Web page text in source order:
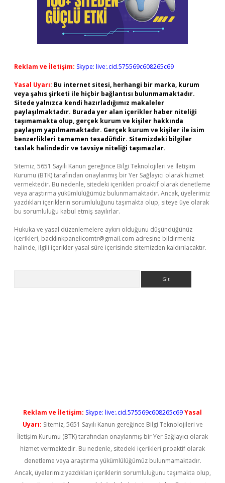
Reklam ve İletişim: Skype: live:.cid.575569c608265c69
Yasal Uyarı: Bu internet sitesi, herhangi bir marka, kurum
veya şahıs şirketi ile hiçbir bağlantısı bulunmamaktadır.
Sitede yalnızca kendi hazırladığımız makaleler
paylaşılmaktadır. Burada yer alan içerikler haber niteliği
taşımamakta olup, gerçek kurum ve kişiler hakkında
paylaşım yapılmamaktadır. Gerçek kurum ve kişiler ile isim
benzerlikleri tamamen tesadüfidir. Sitemizdeki bilgiler
taslak halindedir ve tavsiye niteliği taşımazlar.
Sitemiz, 5651 Sayılı Kanun gereğince Bilgi Teknolojileri ve İletişim
Kurumu (BTK) tarafından onaylanmış bir Yer Sağlayıcı olarak hizmet
vermektedir. Bu nedenle, sitedeki içerikleri proaktif olarak denetleme
veya araştırma yükümlülüğümüz bulunmamaktadır. Ancak, üyelerimiz
yazdıkları içeriklerin sorumluluğunu taşımakta olup, siteye üye olarak
bu sorumluluğu kabul etmiş sayılırlar.
Hukuka ve yasal düzenlemelere aykırı olduğunu düşündüğünüz
içerikleri, backlinkpanelicomtr@gmail.com adresine bildirmeniz
halinde, ilgili içerikler yasal süre içerisinde sitemizden kaldırılacaktır.
Reklam ve İletişim: Skype: live:.cid.575569c608265c69Yasal
Uyarı: Sitemiz, 5651 Sayılı Kanun gereğince Bilgi Teknolojileri ve
İletişim Kurumu (BTK) tarafından onaylanmış bir Yer Sağlayıcı olarak
hizmet vermektedir. Bu nedenle, sitedeki içerikleri proaktif olarak
denetleme veya araştırma yükümlülüğümüz bulunmamaktadır.
Ancak, üyelerimiz yazdıkları içeriklerin sorumluluğunu taşımakta olup,